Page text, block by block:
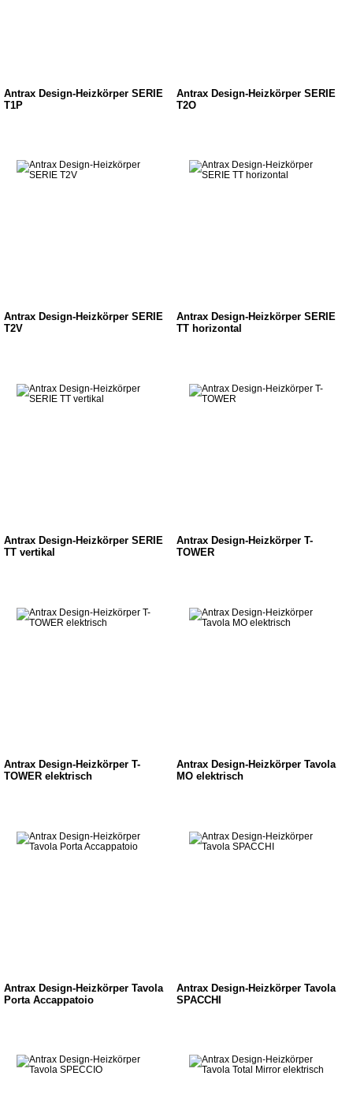
Antrax Design-Heizkörper SERIE
T1P
Antrax Design-Heizkörper SERIE
T2O
Antrax Design-Heizkörper SERIE
T2V
Antrax Design-Heizkörper SERIE
TT horizontal
Antrax Design-Heizkörper SERIE
TT vertikal
Antrax Design-Heizkörper T-
TOWER
Antrax Design-Heizkörper T-
TOWER elektrisch
Antrax Design-Heizkörper Tavola
MO elektrisch
Antrax Design-Heizkörper Tavola
Porta Accappatoio
Antrax Design-Heizkörper Tavola
SPACCHI